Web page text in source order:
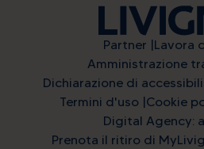
Partner Lavora
Amministrazione
Dichiarazione di
Termini d'uso Cookie
Digital Agency:
Prenota il ritiro di